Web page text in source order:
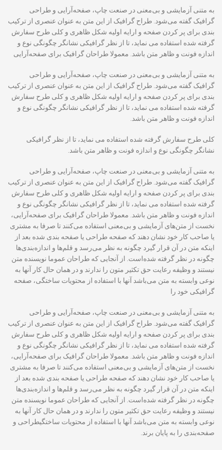
به متنی آزمایشی و بی‌معنی در صنعت چاپ، صفحه‌آرایی و طراحی
گرافیک گفته می‌شود. طراح گرافیک از این متن به عنوان عنصری از ترکیب
بندی برای پر کردن صفحه و ارایه اولیه شکل ظاهری و کلی طرح سفارش
گرفته شده استفاده می نماید، تا از نظر گرافیکی نشانگر چگونگی نوع و
اندازه فونت و ظاهر متن باشد. معمولا طراحان گرافیک برای صفحه‌آرایی
به متنی آزمایشی و بی‌معنی در صنعت چاپ، صفحه‌آرایی و طراحی
گرافیک گفته می‌شود. طراح گرافیک از این متن به عنوان عنصری از ترکیب
بندی برای پر کردن صفحه و ارایه اولیه شکل ظاهری و کلی طرح سفارش
گرفته شده استفاده می نماید، تا از نظر گرافیکی نشانگر چگونگی نوع و
اندازه فونت و ظاهر متن باشد.
کلی طرح سفارش گرفته شده استفاده می نماید، تا از نظر گرافیکی
نشانگر چگونگی نوع و اندازه فونت و ظاهر متن باشد.
به متنی آزمایشی و بی‌معنی در صنعت چاپ، صفحه‌آرایی و طراحی
گرافیک گفته می‌شود. طراح گرافیک از این متن به عنوان عنصری از ترکیب
بندی برای پر کردن صفحه و ارایه اولیه شکل ظاهری و کلی طرح سفارش
گرفته شده استفاده می نماید، تا از نظر گرافیکی نشانگر چگونگی نوع و
اندازه فونت و ظاهر متن باشد. معمولا طراحان گرافیک برای صفحه‌آرایی،
نخست از متن‌های آزمایشی و بی‌معنی استفاده می‌کنند تا صرفا به مشتری
یا صاحب کار خود نشان دهند که صفحه طراحی یا صفحه بندی شده بعد از
اینکه متن در آن قرار گیرد چگونه به نظر می‌رسد و قلم‌ها و اندازه‌بندی‌ها
چگونه در نظر گرفته شده‌است. از آنجایی که طراحان عموما نویسنده متن
نیستند و وظیفه رعایت حق تکثیر متون را ندارند و در همان حال کار آنها به
نوعی وابسته به متن می‌باشد آنها با استفاده از محتویات ساختگی، صفحه
گرافیکی خود را
به متنی آزمایشی و بی‌معنی در صنعت چاپ، صفحه‌آرایی و طراحی
گرافیک گفته می‌شود. طراح گرافیک از این متن به عنوان عنصری از ترکیب
بندی برای پر کردن صفحه و ارایه اولیه شکل ظاهری و کلی طرح سفارش
گرفته شده استفاده می نماید، تا از نظر گرافیکی نشانگر چگونگی نوع و
اندازه فونت و ظاهر متن باشد. معمولا طراحان گرافیک برای صفحه‌آرایی،
نخست از متن‌های آزمایشی و بی‌معنی استفاده می‌کنند تا صرفا به مشتری
یا صاحب کار خود نشان دهند که صفحه طراحی یا صفحه بندی شده بعد از
اینکه متن در آن قرار گیرد چگونه به نظر می‌رسد و قلم‌ها و اندازه‌بندی‌ها
چگونه در نظر گرفته شده‌است. از آنجایی که طراحان عموما نویسنده متن
نیستند و وظیفه رعایت حق تکثیر متون را ندارند و در همان حال کار آنها به
نوعی وابسته به متن می‌باشد آنها با استفاده از محتویات ساختگیطراحی و
صفحه‌بندی را به پایان برند.